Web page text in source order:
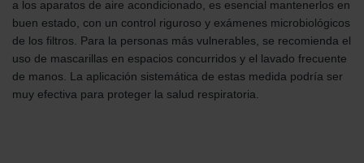
Zehnder Group België nv/sa: Déclarations de confidentialité
Zehnder Group Czech Republic s.r.o.: Zásady ochrany
osobních údajů
Zehnder Group France: Protection des données
Zehnder Group Ibérica SAU: Política de privacidad
Zehnder Group Italia S.r.l.: Privacy
a los aparatos de aire acondicionado, es esencial mantenerlos en
buen estado, con un control riguroso y exámenes microbiológicos
de los filtros. Para la personas más vulnerables, se recomienda el
uso de mascarillas en espacios concurridos y el lavado frecuente
de manos. La aplicación sistemática de estas medida podría ser
muy efectiva para proteger la salud respiratoria.